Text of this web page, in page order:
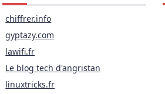
chiffrer.info
gyptazy.com
lawifi.fr
Le blog tech d'angristan
linuxtricks.fr